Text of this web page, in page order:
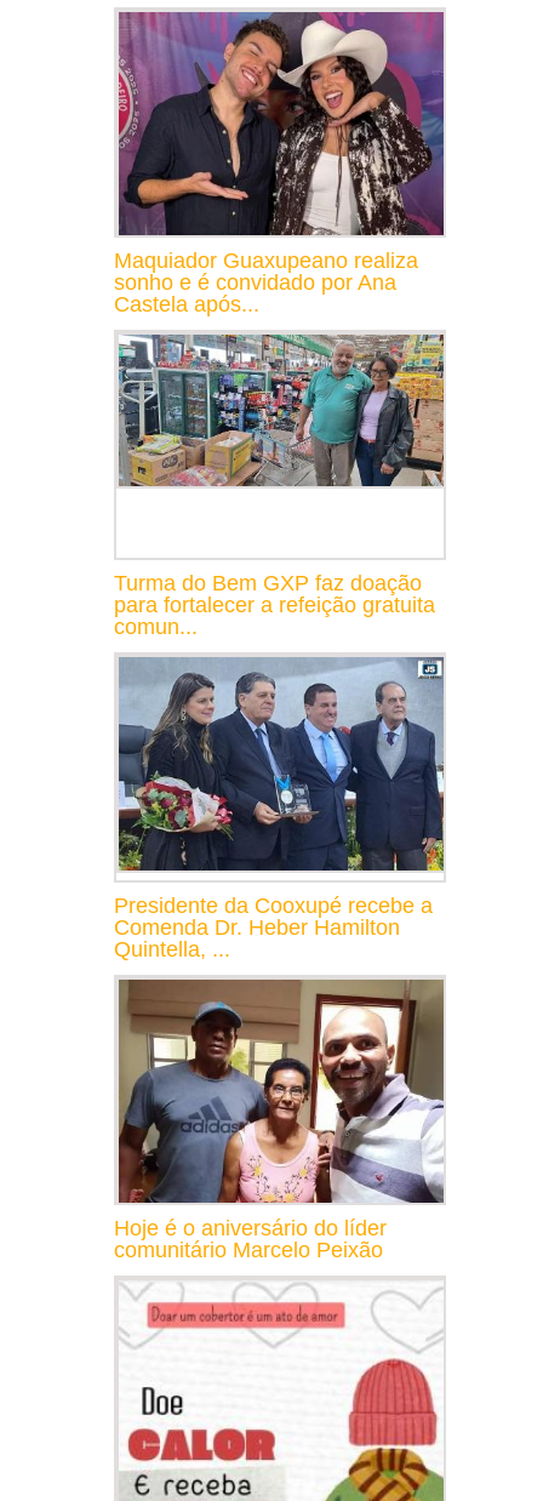
Maquiador Guaxupeano realiza
sonho e é convidado por Ana
Castela após...
Turma do Bem GXP faz doação
para fortalecer a refeição gratuita
comun...
Presidente da Cooxupé recebe a
Comenda Dr. Heber Hamilton
Quintella, ...
Hoje é o aniversário do líder
comunitário Marcelo Peixão